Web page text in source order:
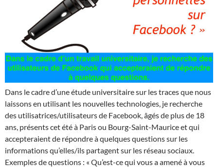
Dans le cadre d’une étude universitaire sur les traces que nous
laissons en utilisant les nouvelles technologies, je recherche
des utilisatrices/utilisateurs de Facebook, âgés de plus de 18
ans, présents cet été à Paris ou Bourg-Saint-Maurice et qui
accepteraient de répondre à quelques questions sur les
informations qu’elles/ils partagent sur les réseau sociaux.
Exemples de questions : « Qu’est-ce qui vous a amené à vous